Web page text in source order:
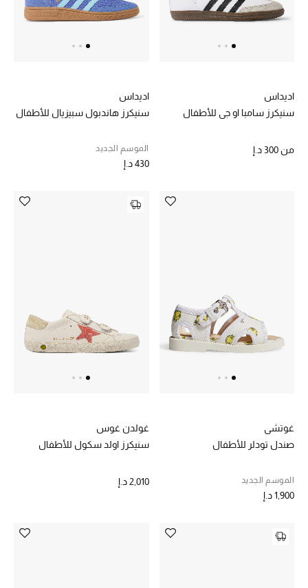
خصومات
عودة صغاركم للمدارس
الموسم الجديد
ما وصل حديثاً
مستلزمات البنات (2 - 14 سنة)
مستلزمات الأولاد (2 - 14 سنة)
العودة إلى المدرسة
تسوقوا التشكيلة
عرض جميع المنتجات
اديداس
سنيكرز سامبا او جي للأطفال
من300 د.إ
اديداس
سنيكرز هاندبول سبيزيال للأطفال
الموسم الجديد
430 د.إ
غوتشي
صندل تودلر للأطفال
الموسم الجديد
1,900 د.إ
غولدن غوس
سنيكرز اولد سكول للأطفال
2,010 د.إ